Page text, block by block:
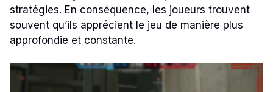
stratégies. En conséquence, les joueurs trouvent
souvent qu’ils apprécient le jeu de manière plus
approfondie et constante.